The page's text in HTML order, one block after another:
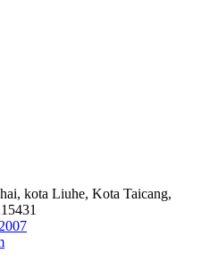
kota Liuhe, Kota Taicang,